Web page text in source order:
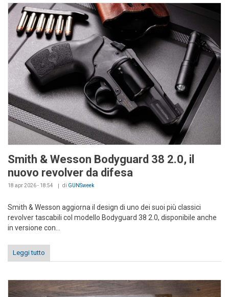
Smith & Wesson Bodyguard 38 2.0, il
nuovo revolver da difesa
18 apr 2026 - 18:54 di GUNSweek
Smith & Wesson aggiorna il design di uno dei suoi più classici
revolver tascabili col modello Bodyguard 38 2.0, disponibile anche
in versione con...
Leggi tutto